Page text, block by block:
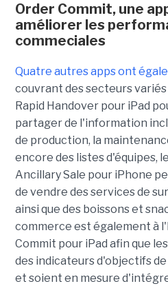
Order Commit, une
améliorer les
commeciales
Quatre autres apps ont
couvrant des secteurs
Rapid Handover pour iPad
partager de l'information
de production, la
encore des listes d'équipes,
Ancillary Sale pour iPhone
de vendre des services de
ainsi que des boissons et
commerce est également à
Commit pour iPad afin que
des indicateurs d'objectifs
et soient en mesure